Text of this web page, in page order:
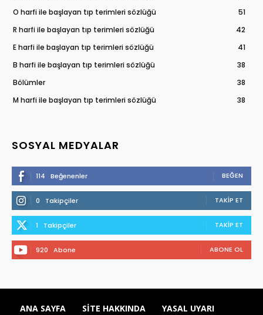
O harfi ile başlayan tıp terimleri sözlüğü
51
R harfi ile başlayan tıp terimleri sözlüğü
42
E harfi ile başlayan tıp terimleri sözlüğü
41
B harfi ile başlayan tıp terimleri sözlüğü
38
Bölümler
38
M harfi ile başlayan tıp terimleri sözlüğü
38
SOSYAL MEDYALAR
114 Beğenenler BEĞEN
0 Takipçiler TAKIP ET
1 Takipçiler TAKIP ET
920 Abone ABONE OL
ANA SAYFA SITE HAKKINDA YASAL UYARI